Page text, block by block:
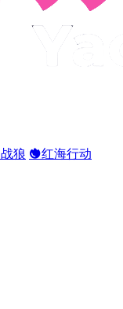
战狼 红海行动